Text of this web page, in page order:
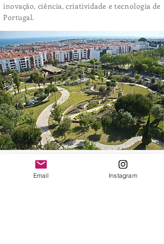
inovação, ciência, criatividade e tecnologia de
Portugal.
Email Instagram